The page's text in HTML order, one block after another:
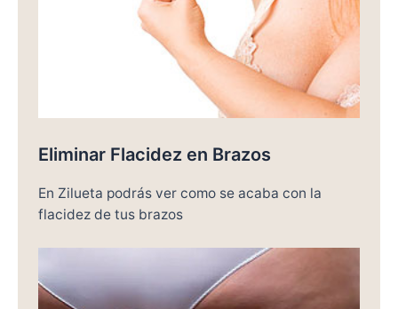
Eliminar Flacidez en Brazos
En Zilueta podrás ver como se acaba con la
flacidez de tus brazos